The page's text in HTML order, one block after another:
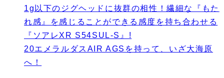
1g以下のジグヘッドに抜群の相性！繊細な『もた
れ感』を感じることができる感度を持ち合わせる
『ソアレXR S54SUL-S』!
20エメラルダスAIR AGSを持って、いざ大海原
へ！